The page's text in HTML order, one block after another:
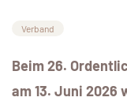
Verband
Beim 26.
am 13. Juni 2026